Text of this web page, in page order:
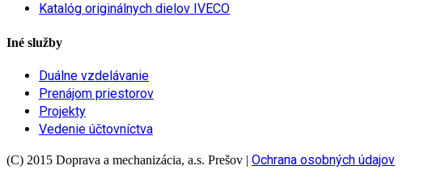
Katalóg originálnych dielov IVECO
Iné služby
Duálne vzdelávanie
Prenájom priestorov
Projekty
Vedenie účtovníctva
(C) 2015 Doprava a mechanizácia, a.s. Prešov | Ochrana osobných údajov